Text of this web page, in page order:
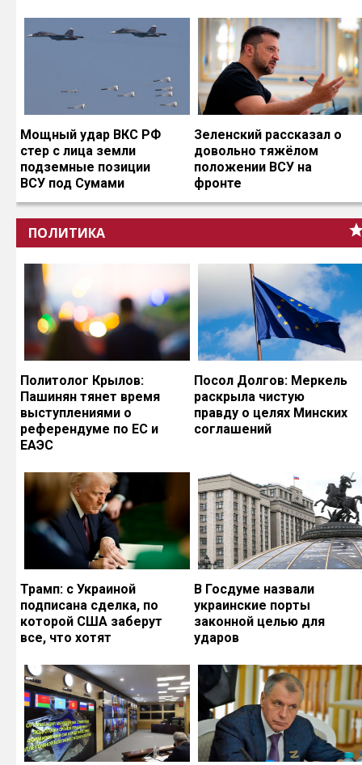
Мощный удар ВКС РФ
стер с лица земли
подземные позиции
ВСУ под Сумами
Зеленский рассказал о
довольно тяжёлом
положении ВСУ на
фронте
ПОЛИТИКА
Политолог Крылов:
Пашинян тянет время
выступлениями о
референдуме по ЕС и
ЕАЭС
Посол Долгов: Меркель
раскрыла чистую
правду о целях Минских
соглашений
Трамп: с Украиной
подписана сделка, по
которой США заберут
все, что хотят
В Госдуме назвали
украинские порты
законной целью для
ударов